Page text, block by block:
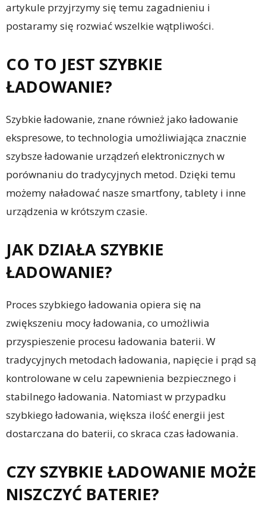
artykule przyjrzymy się temu zagadnieniu i
postaramy się rozwiać wszelkie wątpliwości.
CO TO JEST SZYBKIE
ŁADOWANIE?
Szybkie ładowanie, znane również jako ładowanie
ekspresowe, to technologia umożliwiająca znacznie
szybsze ładowanie urządzeń elektronicznych w
porównaniu do tradycyjnych metod. Dzięki temu
możemy naładować nasze smartfony, tablety i inne
urządzenia w krótszym czasie.
JAK DZIAŁA SZYBKIE
ŁADOWANIE?
Proces szybkiego ładowania opiera się na
zwiększeniu mocy ładowania, co umożliwia
przyspieszenie procesu ładowania baterii. W
tradycyjnych metodach ładowania, napięcie i prąd są
kontrolowane w celu zapewnienia bezpiecznego i
stabilnego ładowania. Natomiast w przypadku
szybkiego ładowania, większa ilość energii jest
dostarczana do baterii, co skraca czas ładowania.
CZY SZYBKIE ŁADOWANIE MOŻE
NISZCZYĆ BATERIE?